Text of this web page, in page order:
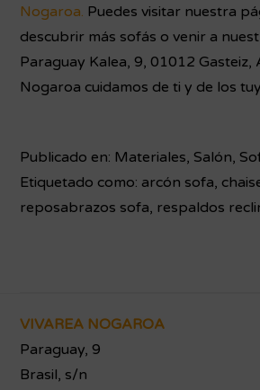
Nogaroa. Puedes visitar nuestra
descubrir más sofás o venir a
Paraguay Kalea, 9, 01012 Gasteiz,
Nogaroa cuidamos de ti y de los
Publicado en: Materiales, Salón,
Etiquetado como: arcón sofa,
reposabrazos sofa, respaldos
Footer
VIVAREA NOGAROA
Paraguay, 9
Brasil, s/n